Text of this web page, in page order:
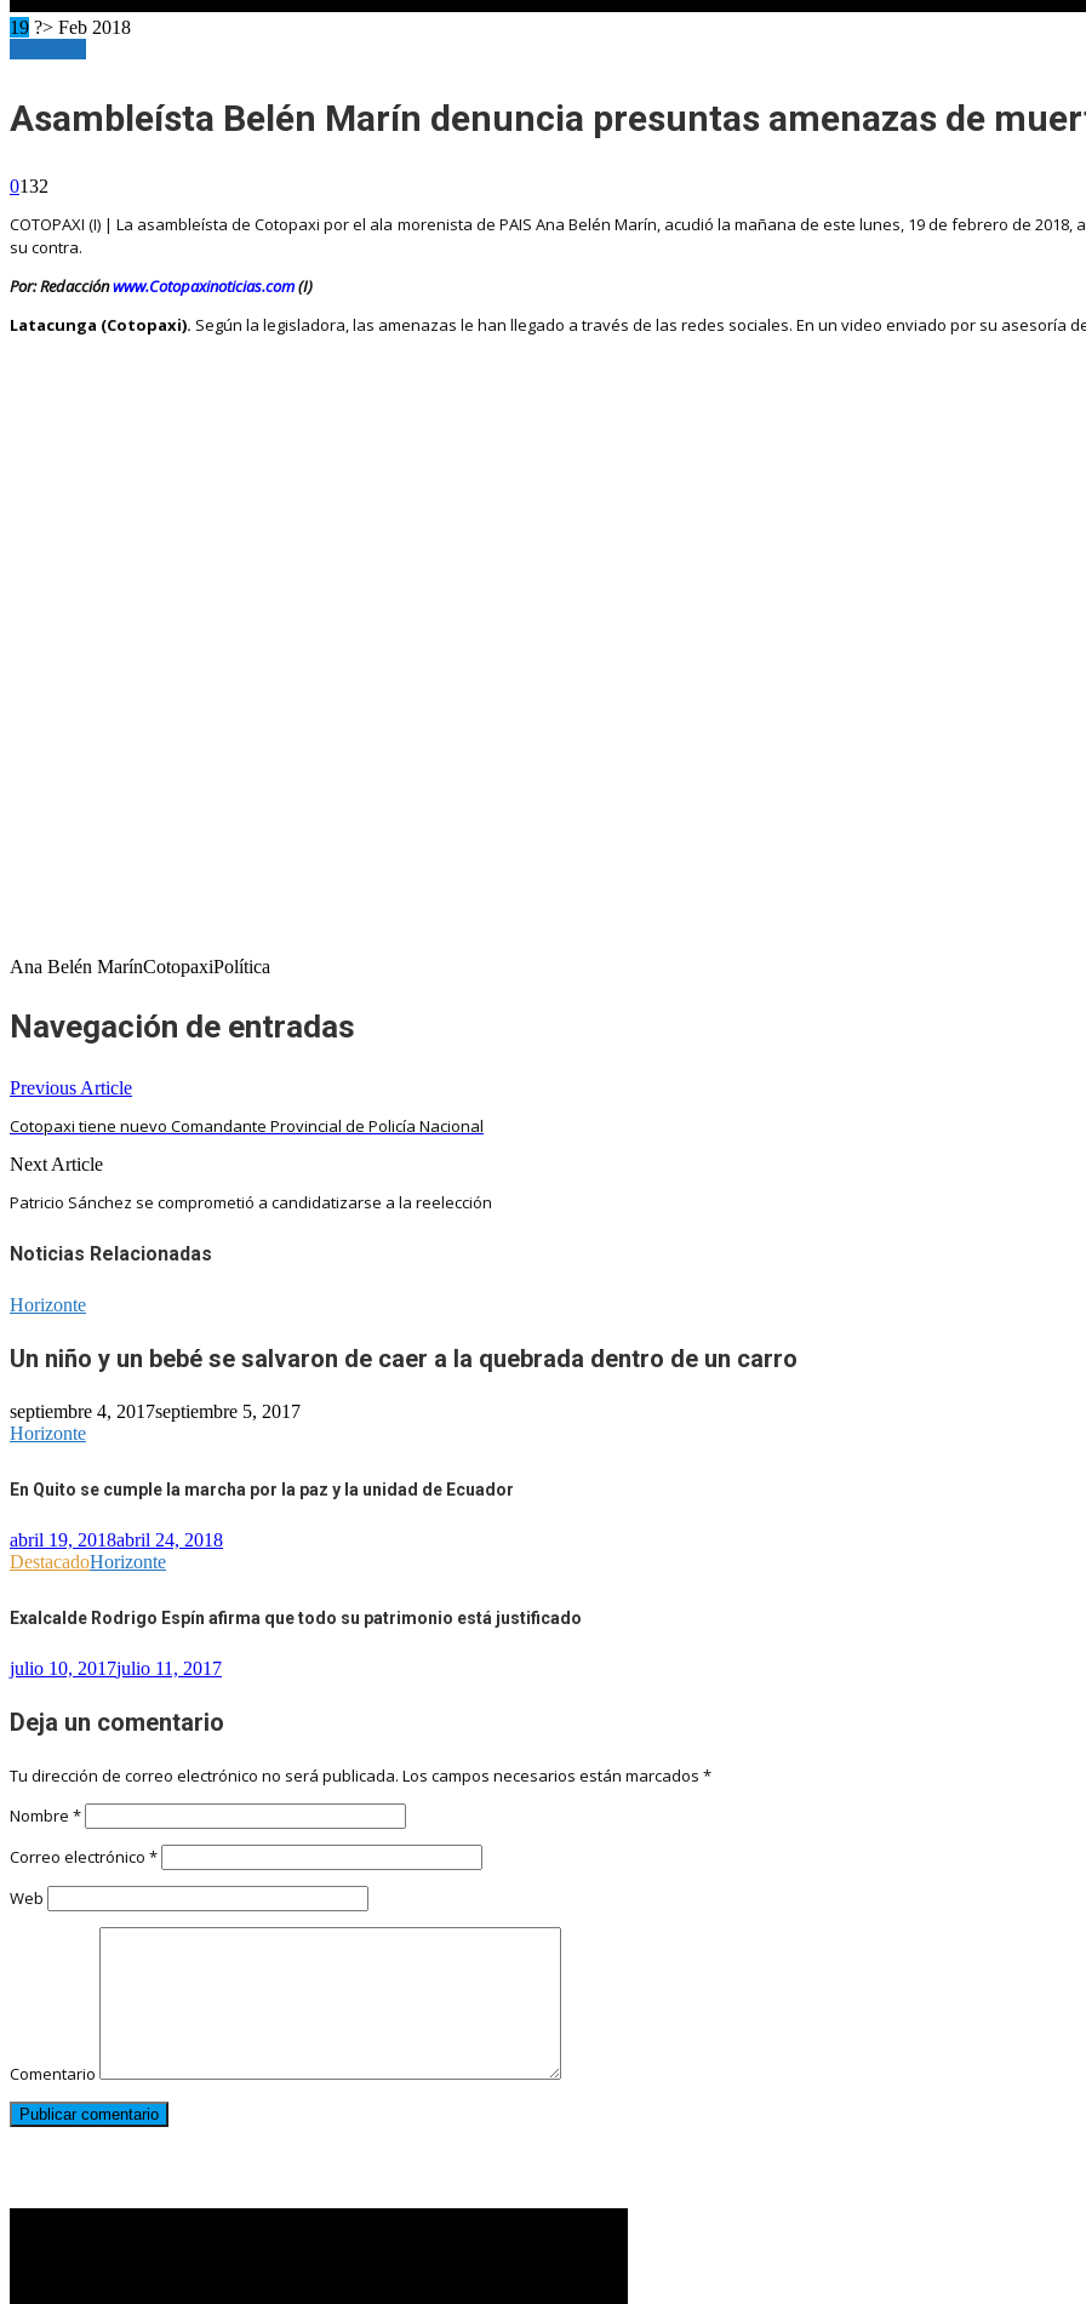
19 ?> Feb 2018
Asambleísta Belén Marín denuncia presuntas amenazas de
0132
COTOPAXI (I) | La asambleísta de Cotopaxi por el ala morenista de PAIS Ana Belén Marín, acudió la mañana de este lunes, 19 de febrero de
su contra.
Por: Redacciónwww.Cotopaxinoticias.com(I)
Latacunga (Cotopaxi). Según la legisladora, las amenazas le han llegado a través de las redes sociales. En un video enviado por su asesoría
Ana Belén MarínCotopaxiPolítica
Navegación de entradas
Previous Article
Cotopaxi tiene nuevo Comandante Provincial de Policía Nacional
Next Article
Patricio Sánchez se comprometió a candidatizarse a la reelección
Noticias Relacionadas
Horizonte
Un niño y un bebé se salvaron de caer a la quebrada dentro de un carro
septiembre 4, 2017septiembre 5, 2017
Horizonte
En Quito se cumple la marcha por la paz y la unidad de Ecuador
abril 19, 2018abril 24, 2018
DestacadoHorizonte
Exalcalde Rodrigo Espín afirma que todo su patrimonio está justificado
julio 10, 2017julio 11, 2017
Deja un comentario
Tu dirección de correo electrónico no será publicada. Los campos necesarios están marcados *
Nombre *
Correo electrónico *
Web
Comentario